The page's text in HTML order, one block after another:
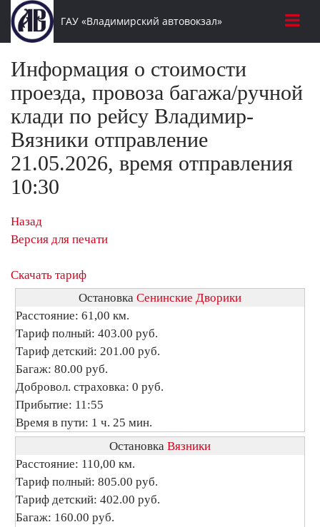
ГАУ «Владимирский автовокзал»
Информация о стоимости
проезда, провоза багажа/ручной
клади по рейсу Владимир-
Вязники отправление
21.05.2026, время отправления
10:30
Назад
Версия для печати
Скачать тариф
Остановка Сенинские Дворики
Расстояние: 61,00 км.
Тариф полный: 403.00 руб.
Тариф детский: 201.00 руб.
Багаж: 80.00 руб.
Добровол. страховка: 0 руб.
Прибытие: 11:55
Время в пути: 1 ч. 25 мин.
Остановка Вязники
Расстояние: 110,00 км.
Тариф полный: 805.00 руб.
Тариф детский: 402.00 руб.
Багаж: 160.00 руб.